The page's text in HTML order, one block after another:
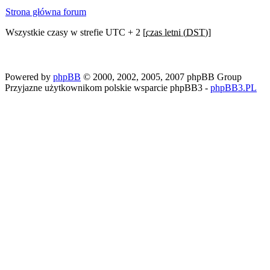
Strona główna forum
Wszystkie czasy w strefie UTC + 2 [czas letni (DST)]
Powered by phpBB © 2000, 2002, 2005, 2007 phpBB Group
Przyjazne użytkownikom polskie wsparcie phpBB3 - phpBB3.PL